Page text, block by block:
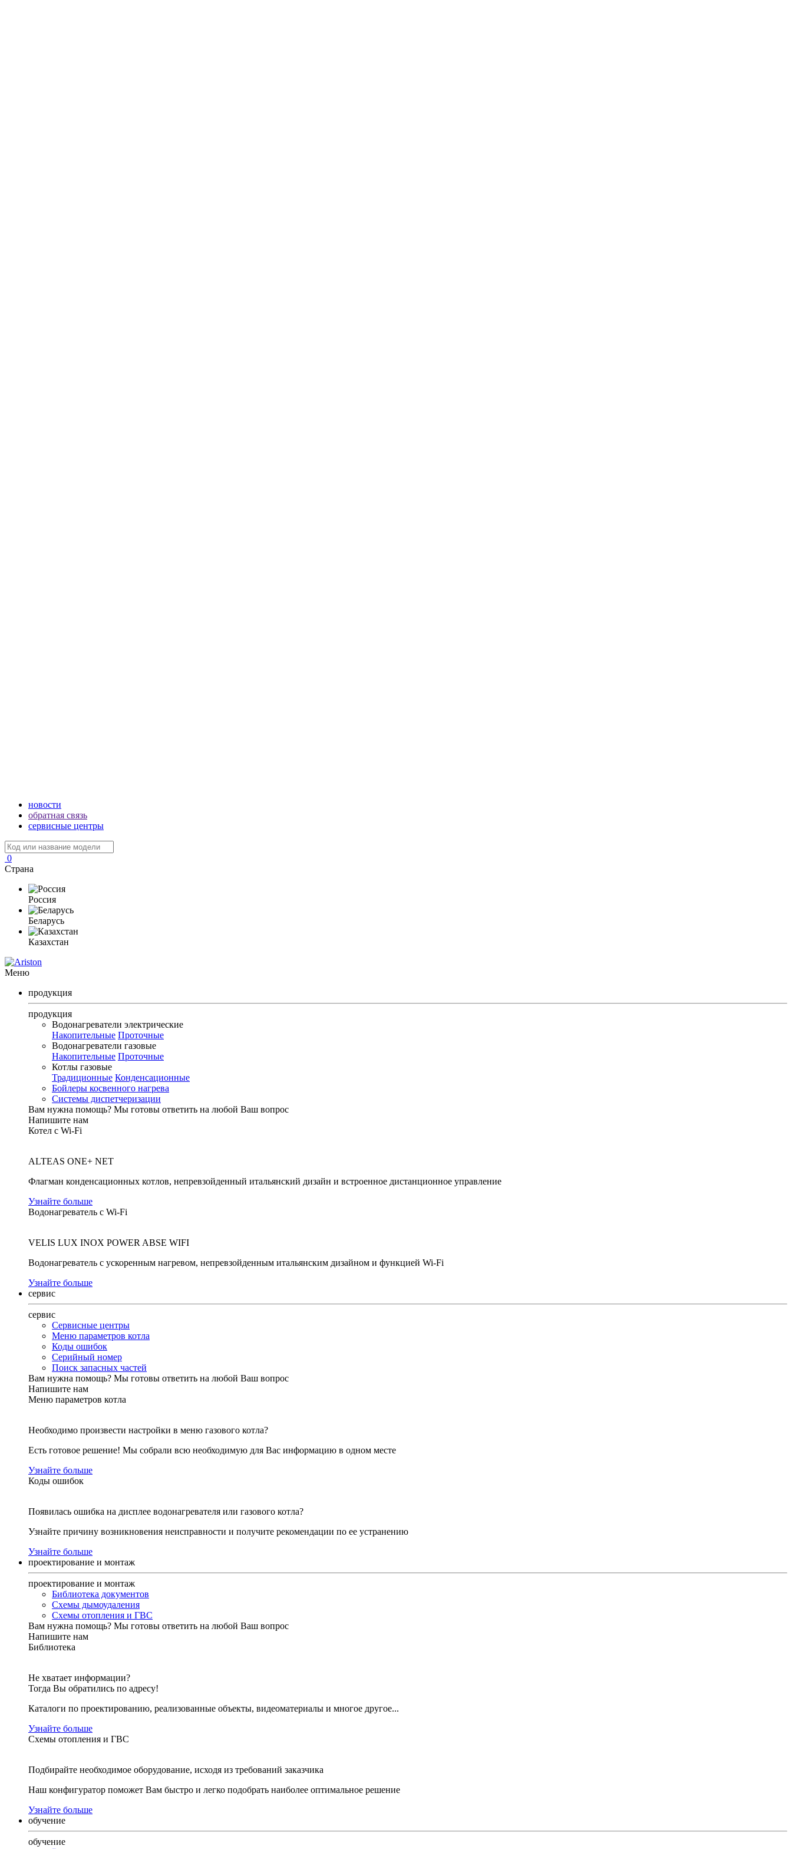
новости
обратная связь
сервисные центры
0
Страна
Россия
Беларусь
Казахстан
Меню
продукция
продукция
Водонагреватели электрические
Накопительные Проточные
Водонагреватели газовые
Накопительные Проточные
Котлы газовые
Традиционные Конденсационные
Бойлеры косвенного нагрева
Системы диспетчеризации
Вам нужна помощь? Мы готовы ответить на любой Ваш вопрос
Напишите нам
Котел с Wi-Fi
ALTEAS ONE+ NET
Флагман конденсационных котлов, непревзойденный итальянский дизайн и встроенное дистанционное управление
Узнайте больше
Водонагреватель с Wi-Fi
VELIS LUX INOX POWER ABSE WIFI
Водонагреватель с ускоренным нагревом, непревзойденным итальянским дизайном и функцией Wi-Fi
Узнайте больше
сервис
сервис
Сервисные центры
Меню параметров котла
Коды ошибок
Серийный номер
Поиск запасных частей
Вам нужна помощь? Мы готовы ответить на любой Ваш вопрос
Напишите нам
Меню параметров котла
Необходимо произвести настройки в меню газового котла?
Есть готовое решение! Мы собрали всю необходимую для Вас информацию в одном месте
Узнайте больше
Коды ошибок
Появилась ошибка на дисплее водонагревателя или газового котла?
Узнайте причину возникновения неисправности и получите рекомендации по ее устранению
Узнайте больше
проектирование и монтаж
проектирование и монтаж
Библиотека документов
Схемы дымоудаления
Схемы отопления и ГВС
Вам нужна помощь? Мы готовы ответить на любой Ваш вопрос
Напишите нам
Библиотека
Не хватает информации?
Тогда Вы обратились по адресу!
Каталоги по проектированию, реализованные объекты, видеоматериалы и многое другое...
Узнайте больше
Схемы отопления и ГВС
Подбирайте необходимое оборудование, исходя из требований заказчика
Наш конфигуратор поможет Вам быстро и легко подобрать наиболее оптимальное решение
Узнайте больше
обучение
обучение